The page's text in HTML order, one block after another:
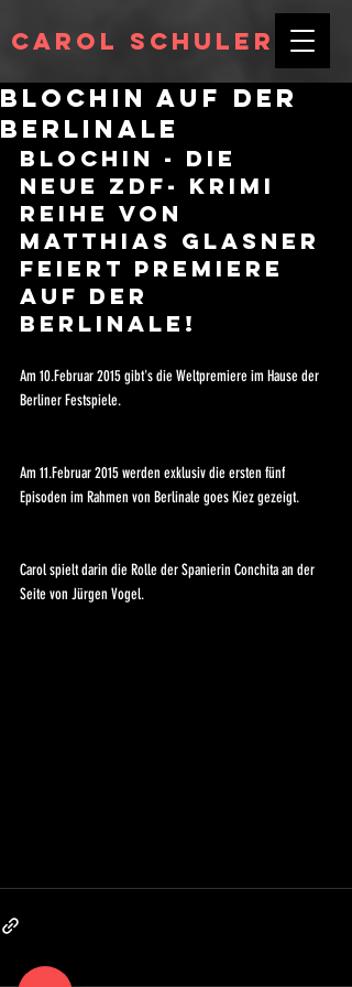
Carol Schuler
Blochin auf der
Berlinale
BLOCHIN - die
neue ZDF- Krimi
Reihe von
Matthias Glasner
feiert Premiere
auf der
Berlinale!
Am 10.Februar 2015 gibt's die Weltpremiere im Hause der
Berliner Festspiele.
Am 11.Februar 2015 werden exklusiv die ersten fünf
Episoden im Rahmen von Berlinale goes Kiez gezeigt.
Carol spielt darin die Rolle der Spanierin Conchita an der
Seite von Jürgen Vogel.